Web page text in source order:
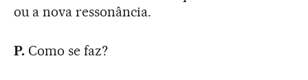
ou a nova ressonância.
P. Como se faz?